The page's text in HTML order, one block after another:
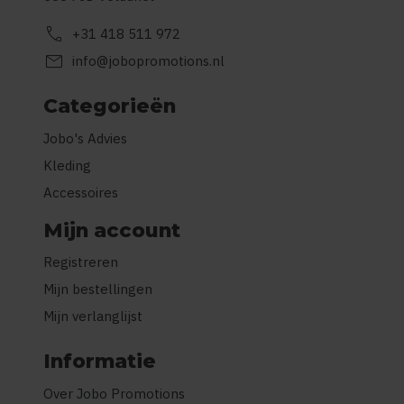
call +31 418 511 972
mail info@jobopromotions.nl
Categorieën
Jobo's Advies
Kleding
Accessoires
Mijn account
Registreren
Mijn bestellingen
Mijn verlanglijst
Informatie
Over Jobo Promotions